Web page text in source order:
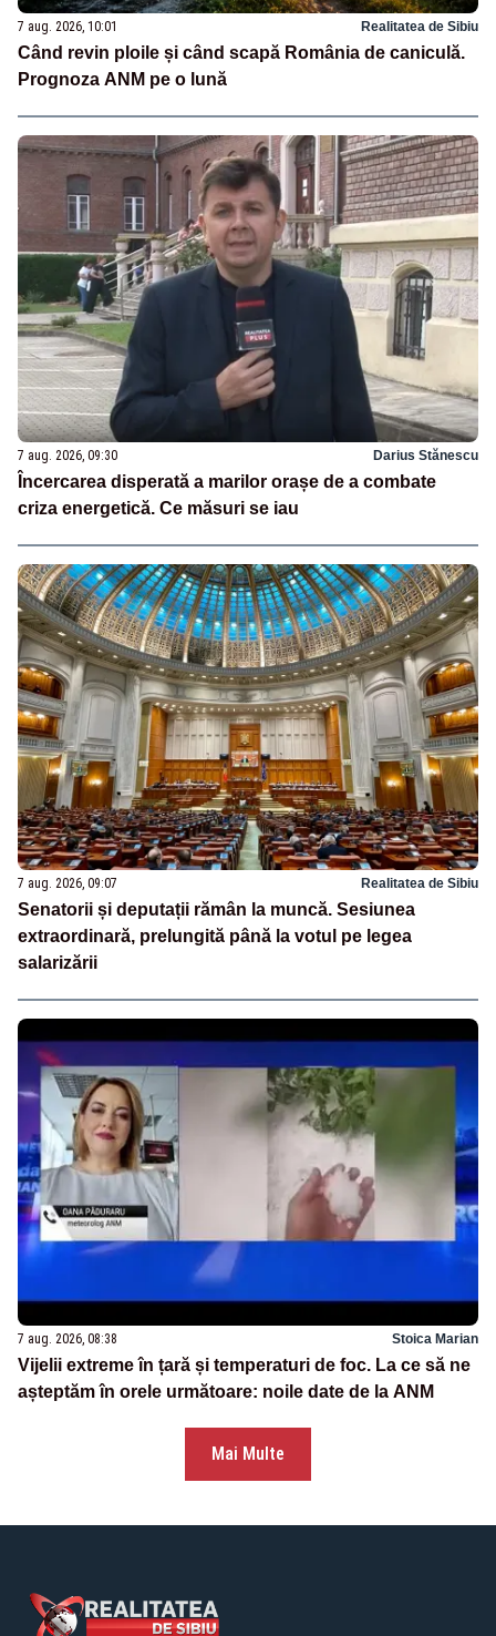
7 aug. 2026, 10:01 Realitatea de Sibiu
Când revin ploile și când scapă România de caniculă.
Prognoza ANM pe o lună
7 aug. 2026, 09:30 Darius Stănescu
Încercarea disperată a marilor orașe de a combate
criza energetică. Ce măsuri se iau
7 aug. 2026, 09:07 Realitatea de Sibiu
Senatorii și deputații rămân la muncă. Sesiunea
extraordinară, prelungită până la votul pe legea
salarizării
7 aug. 2026, 08:38 Stoica Marian
Vijelii extreme în țară și temperaturi de foc. La ce să ne
așteptăm în orele următoare: noile date de la ANM
Mai Multe